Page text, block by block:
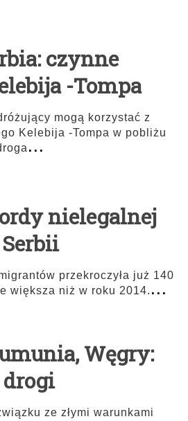
czynne
-Tompa
mogą korzystać z
Kelebija -Tompa w pobliżu
...
nielegalnej
przekroczyła już 140
większa niż w roku 2014. ...
Węgry:
ze złymi warunkami